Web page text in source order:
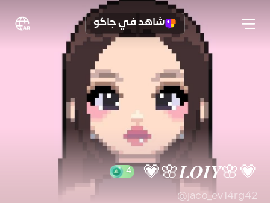
شاهد في جاكو
💗🌸𝑳𝑶𝑰𝒀🌸💗
@jaco_ev14rg42